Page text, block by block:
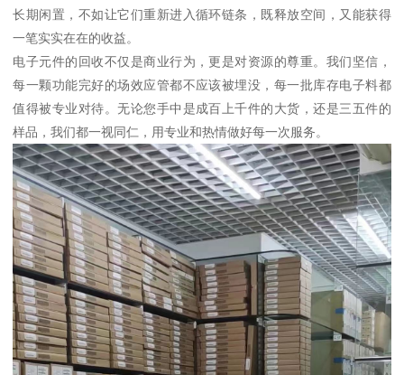
长期闲置，不如让它们重新进入循环链条，既释放空间，又能获得
一笔实实在在的收益。
电子元件的回收不仅是商业行为，更是对资源的尊重。我们坚信，
每一颗功能完好的场效应管都不应该被埋没，每一批库存电子料都
值得被专业对待。无论您手中是成百上千件的大货，还是三五件的
样品，我们都一视同仁，用专业和热情做好每一次服务。